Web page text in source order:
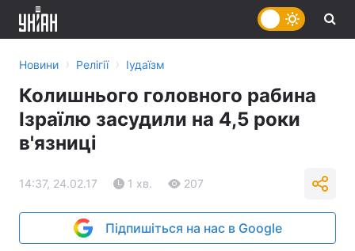
Новини › Релігії › Іудаїзм
Колишнього головного рабина
Ізраїлю засудили на 4,5 роки
в'язниці
14:37, 24.02.17 1 хв. 207
Підпишіться на нас в Google